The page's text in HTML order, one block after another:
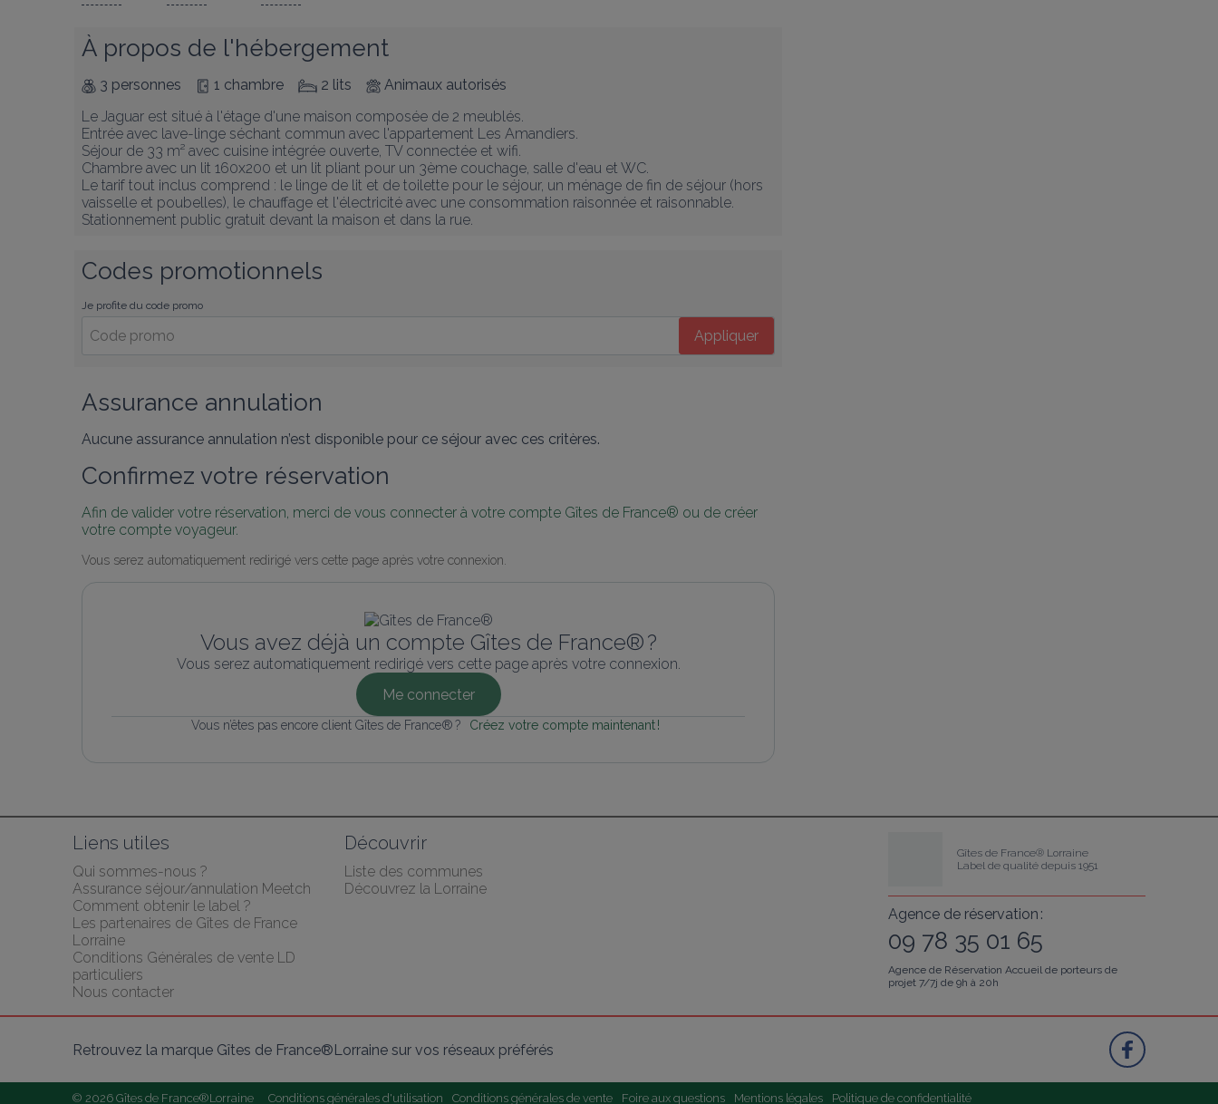
À propos de l'hébergement
3 personnes 1 chambre 2 lits
Animaux autorisés
Le Jaguar est situé à l'étage d'une maison composée de 2 meublés.
Entrée avec lave-linge séchant commun avec l'appartement Les Amandiers.
Séjour de 33 m² avec cuisine intégrée ouverte, TV connectée et wifi.
Chambre avec un lit 160x200 et un lit pliant pour un 3ème couchage, salle d'eau et WC.
Le tarif tout inclus comprend : le linge de lit et de toilette pour le séjour, un ménage de fin de séjour (hors
vaisselle et poubelles), le chauffage et l'électricité avec une consommation raisonnée et raisonnable.
Stationnement public gratuit devant la maison et dans la rue.
Codes promotionnels
Je profite du code promo
Appliquer
Assurance annulation
Aucune assurance annulation n’est disponible pour ce séjour avec ces critères.
Confirmez votre réservation
Afin de valider votre réservation, merci de vous connecter à votre compte Gîtes de France® ou de créer
votre compte voyageur.
Vous serez automatiquement redirigé vers cette page après votre connexion.
Vous avez déjà un compte Gîtes de France® ?
Vous serez automatiquement redirigé vers cette page après votre connexion.
Me connecter
Vous n’êtes pas encore client Gîtes de France® ? Créez votre compte maintenant !
Liens utiles
Qui sommes-nous ?
Assurance séjour/annulation Meetch
Comment obtenir le label ?
Les partenaires de Gîtes de France
Lorraine
Conditions Générales de vente LD
particuliers
Nous contacter
Découvrir
Liste des communes
Découvrez la Lorraine
Gîtes de France® Lorraine
Label de qualité depuis 1951
Agence de réservation :
09 78 35 01 65
Agence de Réservation Accueil de porteurs de
projet 7/7j de 9h à 20h
Retrouvez la marque Gîtes de France®Lorraine sur vos réseaux préférés
© 2026 Gîtes de France®Lorraine Conditions générales d'utilisation Conditions générales de vente Foire aux questions Mentions légales Politique de confidentialité